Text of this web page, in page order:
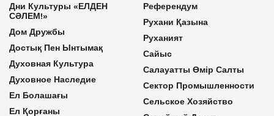
Дни Культуры «ЕЛДЕН
СӘЛЕМ!»
Дом Дружбы
Достық Пен Ынтымақ
Духовная Культура
Духовное Наследие
Ел Болашағы
Ел Қорғаны
Референдум
Рухани Қазына
Руханият
Сайыс
Салауатты Өмір Салты
Сектор Промышленности
Сельское Хозяйство